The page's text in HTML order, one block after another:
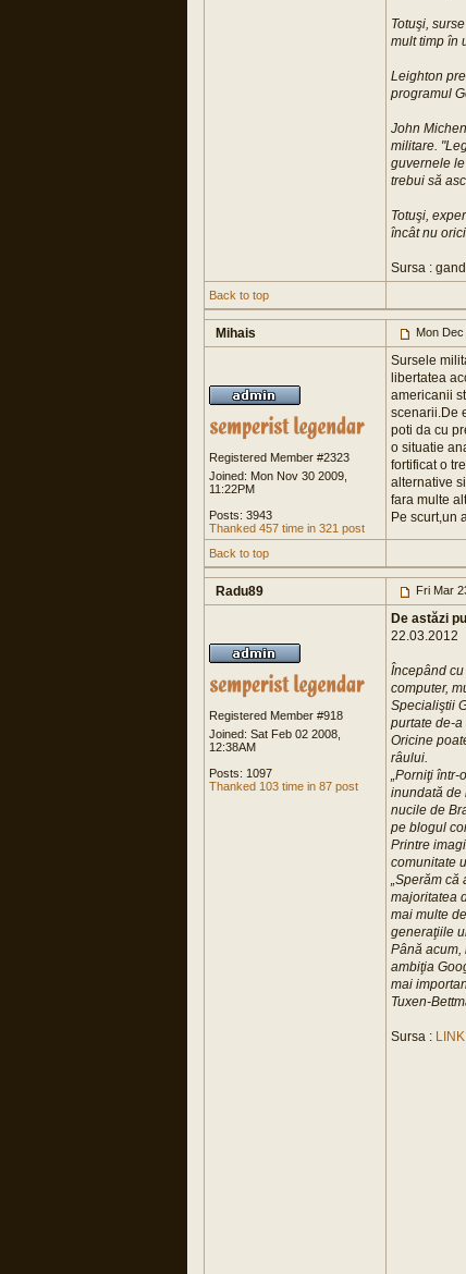
Totuşi,
mult timp în
Leighton
programul
John
militare.
guvernele
trebui să
Totuşi,
încât nu
Sursa :
Back to top
Mihais Mon
Registered Member #2323
Joined: Mon Nov 30 2009,
11:22PM
Posts: 3943
Thanked 457 time in 321 post
Sursele
libertatea
americanii
scenarii.De
poti da cu
o situatie
fortificat o
alternative
fara multe
Pe scurt,un
Back to top
Radu89 Fri Mar
Registered Member #918
Joined: Sat Feb 02 2008,
12:38AM
Posts: 1097
Thanked 103 time in 87 post
De astăzi
22.03.2012
Începând
computer,
Specialiştii
purtate de-
Oricine
râului.
„Porniţi
inundată de
nucile de
pe blogul
Printre
comunitate
„Sperăm
majoritatea
mai multe
generaţiile
Până acum,
ambiţia
mai
Tuxen-
Sursa : LINK